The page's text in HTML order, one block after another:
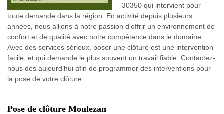
30350 qui intervient pour
toute demande dans la région. En activité depuis plusieurs
années, nous allions à notre passion d’offrir un environnement de
confort et de qualité avec notre compétence dans le domaine.
Avec des services sérieux, poser une clôture est une intervention
facile, et qui demande le plus souvent un travail fiable. Contactez-
nous dès aujourd’hui afin de programmer des interventions pour
la pose de votre clôture.
Pose de clôture Moulezan